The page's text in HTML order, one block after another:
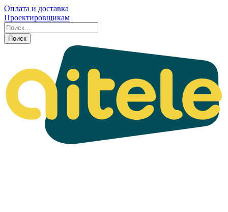
Оплата и доставка
Проектировщикам
Поиск